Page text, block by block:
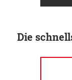
Die